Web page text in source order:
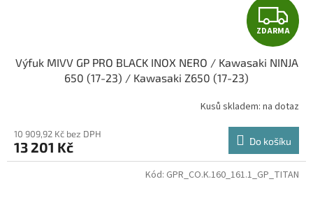
Z
D
A
R
M
A
ZDARMA
Výfuk MIVV GP PRO BLACK INOX NERO / Kawasaki NINJA
650 (17-23) / Kawasaki Z650 (17-23)
Kusů skladem: na dotaz
10 909,92 Kč bez DPH
13 201 Kč Do košíku
Kód: GPR_CO.K.160_161.1_GP_TITAN